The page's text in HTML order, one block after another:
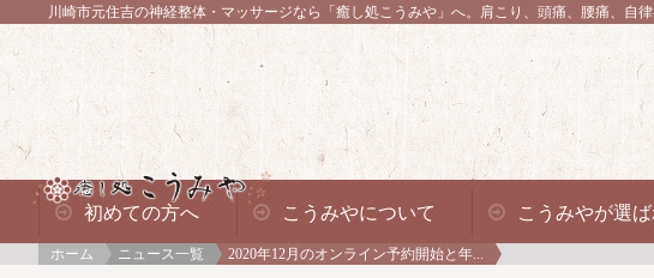
川崎市元住吉の神経整体・マッサージなら「癒し処こうみや」へ。 肩こり、頭痛、腰痛、自
初めての方へ こうみやについて こうみやが選
ホーム ニュース一覧 2020年12月のオンライン予約開始と年...